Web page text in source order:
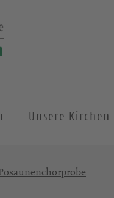
Unsere Kirchen